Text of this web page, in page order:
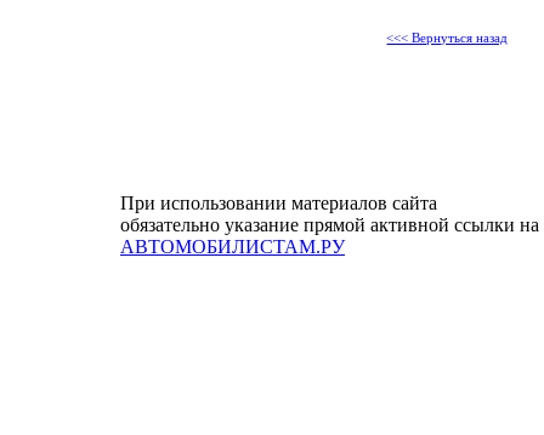
<<< Вернуться назад
При использовании материалов сайта
обязательно указание прямой активной ссылки на
АВТОМОБИЛИСТАМ.РУ